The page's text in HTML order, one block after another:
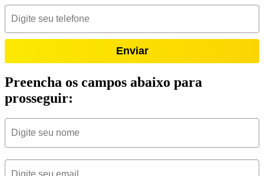
Enviar
Preencha os campos abaixo para
prosseguir: